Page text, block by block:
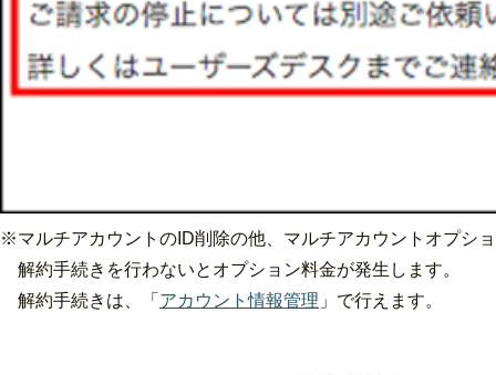
※マルチアカウントのID削除の他、マルチアカウントオプシ
解約手続きを行わないとオプション料金が発生します。
解約手続きは、「 アカウント情報管理 」で行えます。